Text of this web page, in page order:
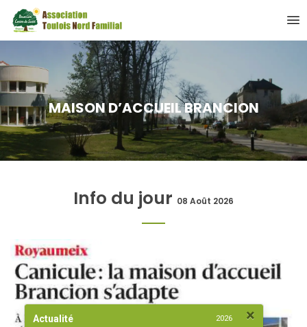
MAISON D’ACCUEIL BRANCION
Info du jour 08 Août 2026
Actualité 2026 ×